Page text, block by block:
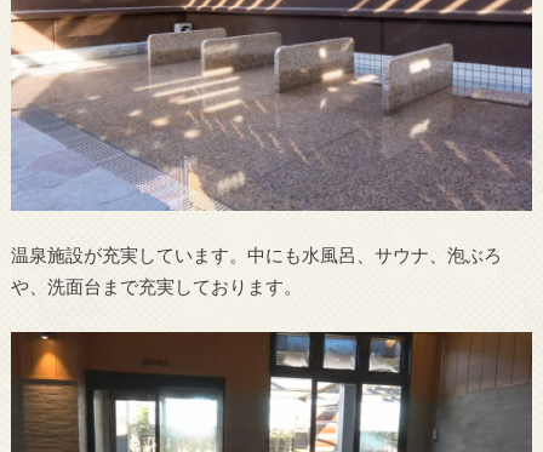
温泉施設が充実しています。中にも水風呂、サウナ、泡ぶろ
や、洗面台まで充実しております。